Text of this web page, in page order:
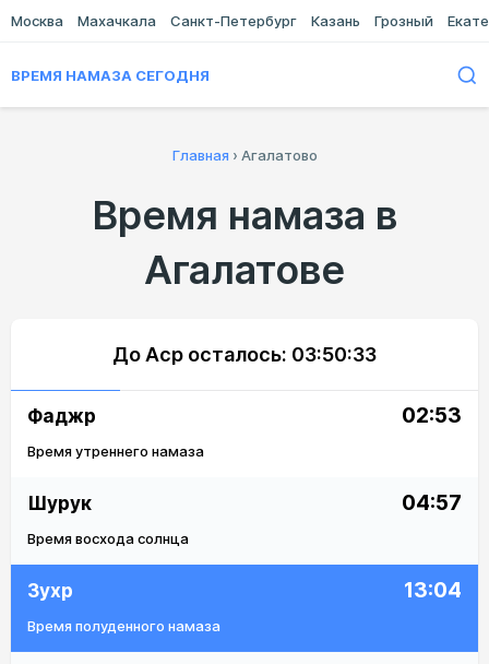
Москва Махачкала Санкт-Петербург Казань Грозный
ВРЕМЯ НАМАЗА СЕГОДНЯ
Главная › Агалатово
Время намаза в
Агалатове
До Аср осталось: 03:50:33
Фаджр 02:53
Время утреннего намаза
Шурук 04:57
Время восхода солнца
Зухр 13:04
Время полуденного намаза